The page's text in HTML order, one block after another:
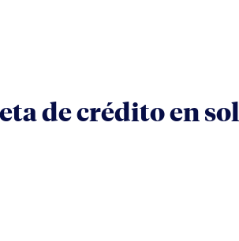
de crédito en